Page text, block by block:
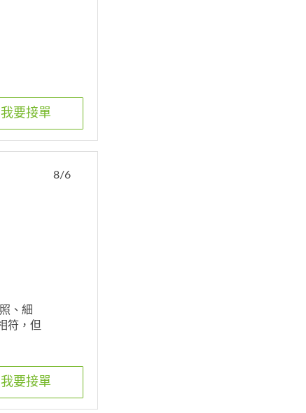
我要接單
8/6
、細
符，但
我要接單